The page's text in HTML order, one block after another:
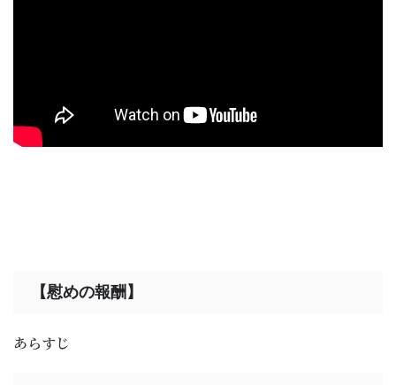
【慰めの報酬】
あらすじ